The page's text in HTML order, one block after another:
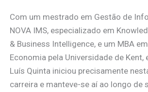
Com um mestrado em Gestão de
NOVA IMS, especializado em
& Business Intelligence, e um MBA
Economia pela Universidade de Kent,
Luís Quinta iniciou precisamente
carreira e manteve-se aí ao longo de